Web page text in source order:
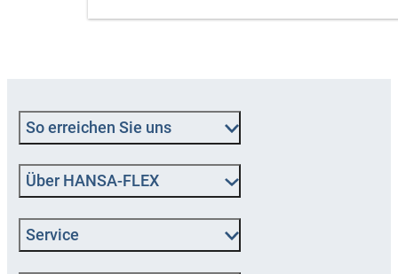
So erreichen Sie uns
Über HANSA‑FLEX
Service